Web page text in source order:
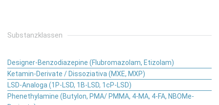
Substanzklassen
Designer-Benzodiazepine (Flubromazolam, Etizolam)
Ketamin-Derivate / Dissoziativa (MXE, MXP)
LSD-Analoga (1P-LSD, 1B-LSD, 1cP-LSD)
Phenethylamine (Butylon, PMA/ PMMA, 4-MA, 4-FA, NBOMe-